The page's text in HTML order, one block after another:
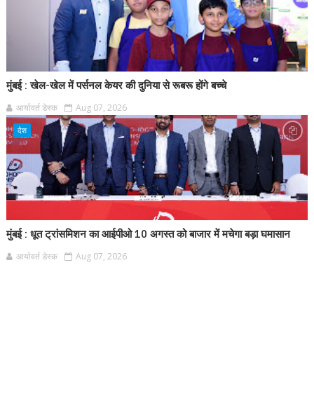
मुंबई : खेल-खेल में पर्सनल केयर की दुनिया से रूबरू होंगे बच्चे
आर्यावर्त डेस्क Aug 07, 2026
देश
मुंबई : धूत ट्रांसमिशन का आईपीओ 10 अगस्त को बाजार में मचेगा बड़ा घमासान
आर्यावर्त डेस्क Aug 07, 2026